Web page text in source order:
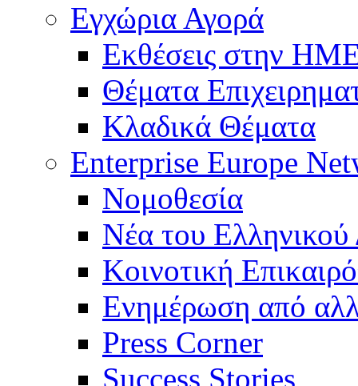
Εγχώρια Αγορά
Εκθέσεις στην
Θέματα
Κλαδικά Θέματα
Enterprise Europe
Νομοθεσία
Νέα του Ελληνικού
Κοινοτική
Ενημέρωση από
Press Corner
Success Stories